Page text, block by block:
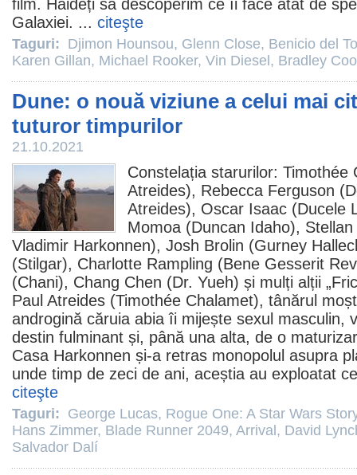
film. Haideți să descoperim ce îi face atât de
Galaxiei. ... citeşte
Taguri: Djimon Hounsou, Glenn Close, Benicio del
Karen Gillan, Michael Rooker, Vin Diesel , Bradley
Dune: o nouă viziune a celui mai
tuturor timpurilor
21.10.2021
Constelația starurilor: Timothée
Atreides), Rebecca Ferguson
Atreides), Oscar Isaac (Ducele
Momoa (Duncan Idaho),
Vladimir Harkonnen), Josh Brolin (Gurney
(Stilgar), Charlotte Rampling (Bene Gesserit
(Chani), Chang Chen (Dr. Yueh) și mulți alții
Paul Atreides (Timothée Chalamet), tânărul
androgină căruia abia îi mijește sexul masculin,
destin fulminant și, până una alta, de o
Casa Harkonnen și-a retras monopolul asupra
unde timp de zeci de ani, aceștia au exploatat
citeşte
Taguri: George Lucas, Rogue One: A Star Wars
Hans Zimmer, Blade Runner 2049, Arrival , David
Salvador Dalí